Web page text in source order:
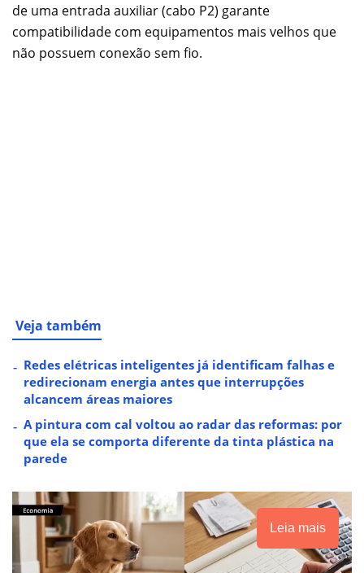
de uma entrada auxiliar (cabo P2) garante
compatibilidade com equipamentos mais velhos que
não possuem conexão sem fio.
Veja também
Redes elétricas inteligentes já identificam falhas e
redirecionam energia antes que interrupções
alcancem áreas maiores
A pintura com cal voltou ao radar das reformas: por
que ela se comporta diferente da tinta plástica na
parede
Leia mais